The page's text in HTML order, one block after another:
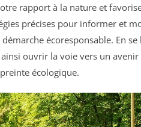
rapport à la nature et
précises pour informer et
écoresponsable. En
ouvrir la voie vers un
écologique.